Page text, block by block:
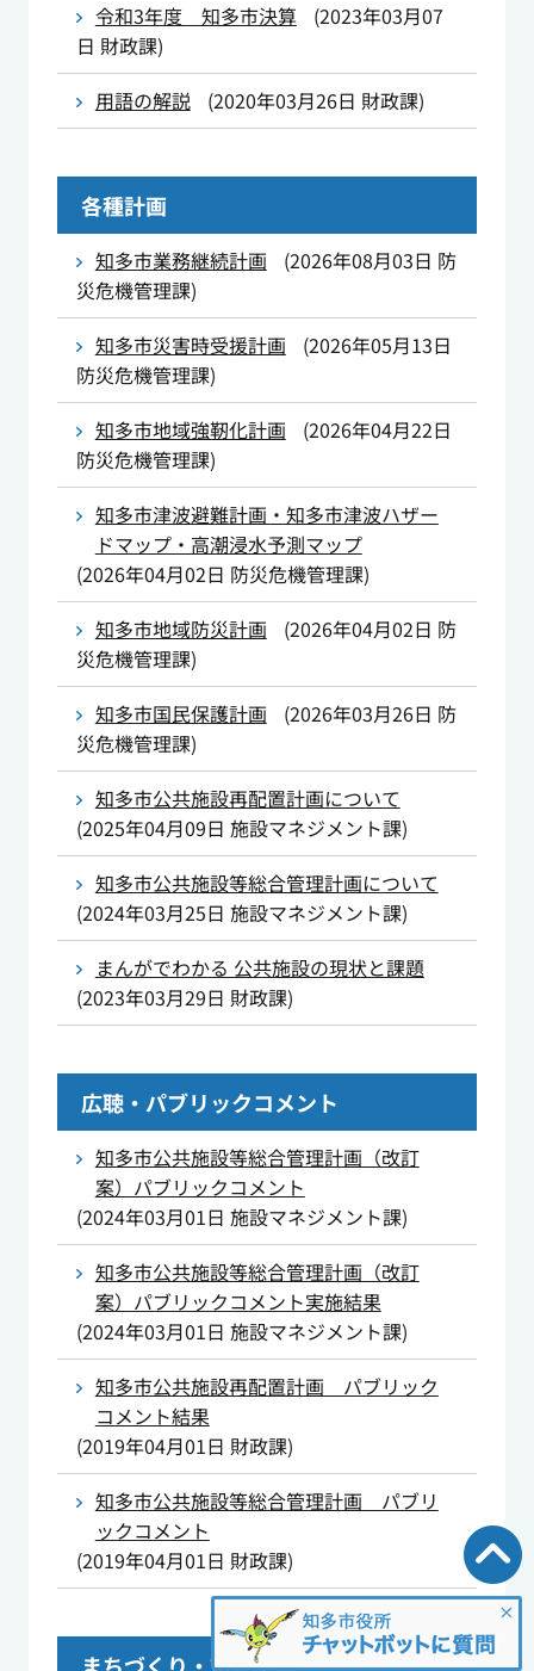
令和3年度 知多市決算
(2023年03月07
日 財政課)
用語の解説
(2020年03月26日 財政課)
各種計画
知多市業務継続計画 (2026年08月03日 防
災危機管理課)
知多市災害時受援計画
(2026年05月13日
防災危機管理課)
知多市地域強靭化計画
(2026年04月22日
防災危機管理課)
知多市津波避難計画・知多市津波ハザー
ドマップ・高潮浸水予測マップ
(2026年04月02日 防災危機管理課)
知多市地域防災計画
(2026年04月02日 防
災危機管理課)
知多市国民保護計画
(2026年03月26日 防
災危機管理課)
知多市公共施設再配置計画について
(2025年04月09日 施設マネジメント課)
知多市公共施設等総合管理計画について
(2024年03月25日 施設マネジメント課)
まんがでわかる 公共施設の現状と課題
(2023年03月29日 財政課)
広聴・パブリックコメント
知多市公共施設等総合管理計画（改訂
案）パブリックコメント
(2024年03月01日 施設マネジメント課)
知多市公共施設等総合管理計画（改訂
案）パブリックコメント実施結果
(2024年03月01日 施設マネジメント課)
知多市公共施設再配置計画 パブリック
コメント結果
(2019年04月01日 財政課)
知多市公共施設等総合管理計画 パブリ
ックコメント
(2019年04月01日 財政課)